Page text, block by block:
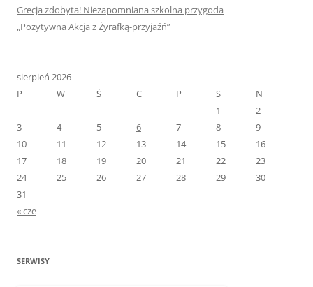
Grecja zdobyta! Niezapomniana szkolna przygoda
„Pozytywna Akcja z Żyrafką-przyjaźń”
sierpień 2026
P
W Ś C P S
N
1
2
3
4 5 6 7 8
9
10
11 12 13 14 15
16
17
18 19 20 21 22
23
24
25 26 27 28 29
30
31
« cze
SERWISY